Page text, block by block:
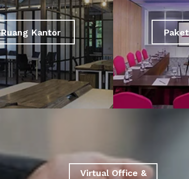
Ruang Kantor
Virtual Office &